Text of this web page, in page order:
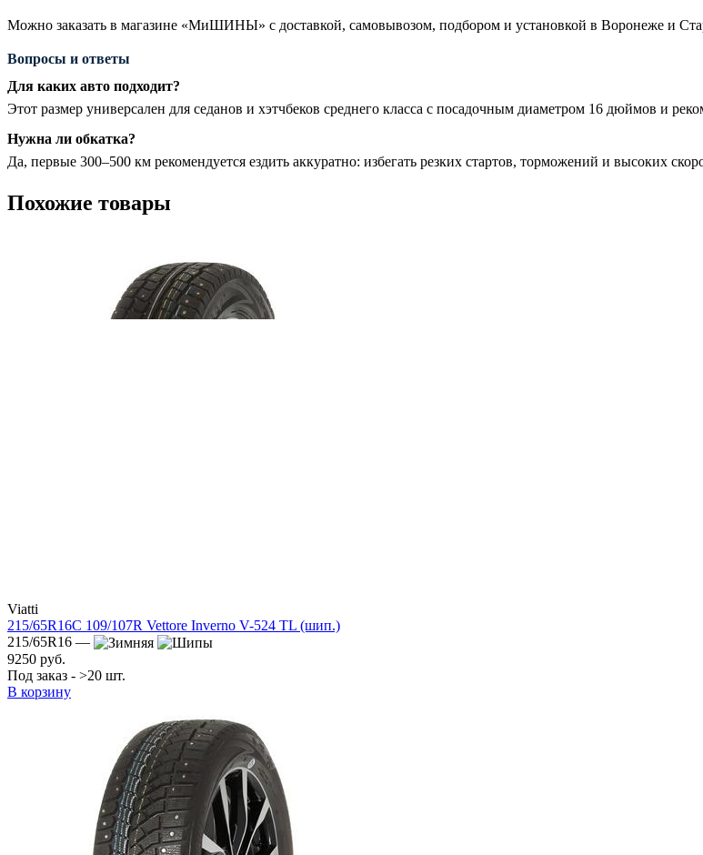
Можно заказать в магазине «МиШИНЫ» с доставкой, самовывозом, подбором и установкой в Воронеже и
Вопросы и ответы
Для каких авто подходит?
Этот размер универсален для седанов и хэтчбеков среднего класса с посадочным диаметром 16 дюймов и
Нужна ли обкатка?
Да, первые 300–500 км рекомендуется ездить аккуратно: избегать резких стартов, торможений и высоких
Похожие товары
Viatti
215/65R16C 109/107R Vettore Inverno V-524 TL (шип.)
215/65R16 —
9250 руб.
Под заказ - >20 шт.
В корзину